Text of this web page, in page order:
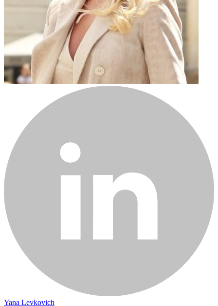
Yana Levkovich